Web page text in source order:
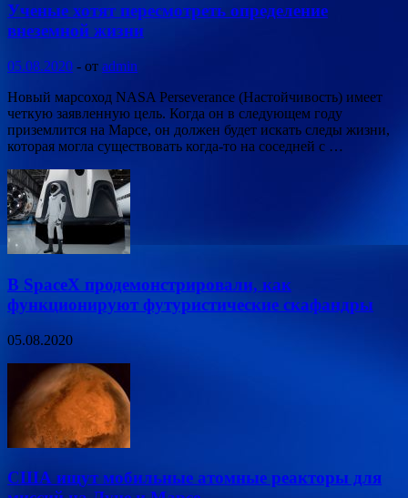
Ученые хотят пересмотреть определение
внеземной жизни
05.08.2020 - от admin
Новый марсоход NASA Perseverance (Настойчивость) имеет
четкую заявленную цель. Когда он в следующем году
приземлится на Марсе, он должен будет искать следы жизни,
которая могла существовать когда-то на соседней с …
В SpaceX продемонстрировали, как
функционируют футуристические скафандры
05.08.2020
США ищут мобильные атомные реакторы для